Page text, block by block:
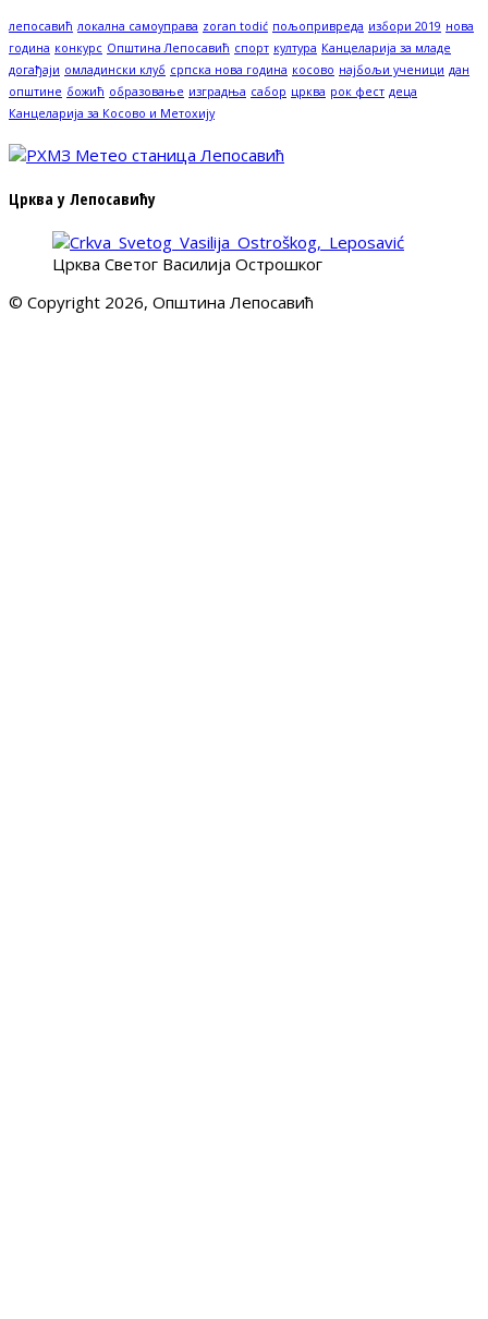
лепосавић локална самоуправа zoran todić пољопривреда избори 2019 нова
година конкурс Општина Лепосавић спорт култура Канцеларија за младе
догађаји омладински клуб српска нова година косово најбољи ученици дан
општине божић образовање изградња сабор црква рок фест деца
Канцеларија за Косово и Метохију
Црква у Лепосавићу
Црква Светог Василија Острошког
© Copyright 2026, Општина Лепосавић